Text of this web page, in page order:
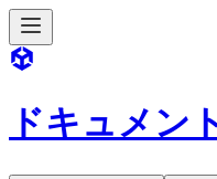
ドキュメン